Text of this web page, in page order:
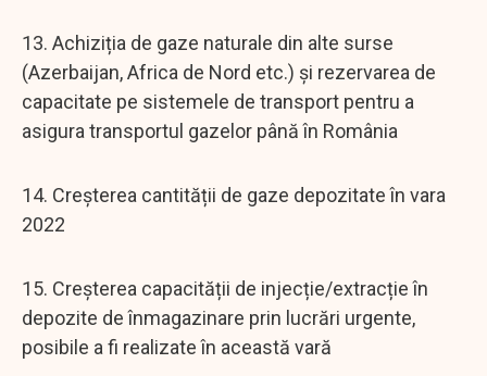
13. Achiziția de gaze naturale din alte surse
(Azerbaijan, Africa de Nord etc.) și rezervarea de
capacitate pe sistemele de transport pentru a
asigura transportul gazelor până în România
14. Creșterea cantității de gaze depozitate în vara
2022
15. Creșterea capacității de injecție/extracție în
depozite de înmagazinare prin lucrări urgente,
posibile a fi realizate în această vară